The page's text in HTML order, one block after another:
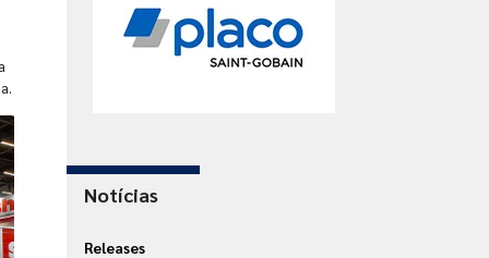
Notícias
Releases